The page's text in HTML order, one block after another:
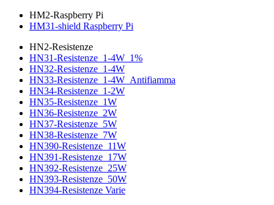
HM2-Raspberry Pi
HM31-shield Raspberry Pi
HN2-Resistenze
HN31-Resistenze_1-4W_1%
HN32-Resistenze_1-4W
HN33-Resistenze_1-4W_Antifiamma
HN34-Resistenze_1-2W
HN35-Resistenze_1W
HN36-Resistenze_2W
HN37-Resistenze_5W
HN38-Resistenze_7W
HN390-Resistenze_11W
HN391-Resistenze_17W
HN392-Resistenze_25W
HN393-Resistenze_50W
HN394-Resistenze Varie